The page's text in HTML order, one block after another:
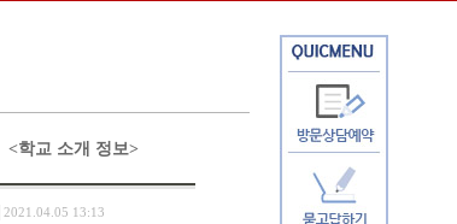
<학교 소개 정보>
2021.04.05 13:13